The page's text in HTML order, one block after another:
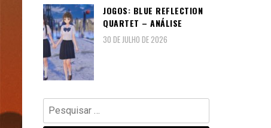
JOGOS: BLUE REFLECTION
QUARTET – ANÁLISE
30 DE JULHO DE 2026
Pesquisar
por: